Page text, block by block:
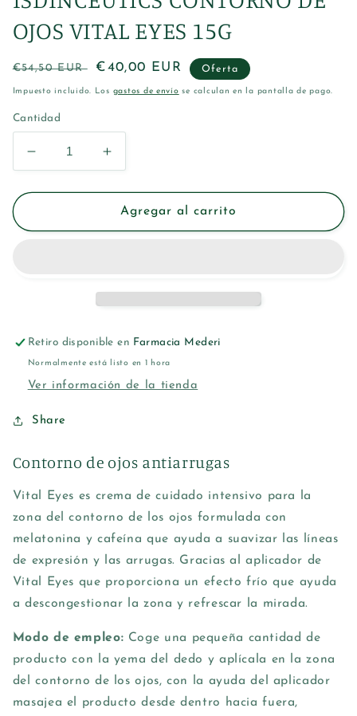
OJOS VITAL EYES 15G
Precio
habitual
€54,50 EUR
Precio
de
€40,00 EUR Oferta
Impuesto incluido. Los gastos de envío se calculan en la pantalla de pago.
Cantidad
Reducir
cantidad
para
ISDINCEUTICS
CONTORNO
Aumentar
cantidad
para
ISDINCEUTICS
CONTORNO
Agregar al carrito
Retiro disponible en Farmacia Mederi
Normalmente está listo en 1 hora
Ver información de la tienda
Share
Contorno de ojos antiarrugas
Vital Eyes es crema de cuidado intensivo para la
zona del contorno de los ojos formulada con
melatonina y cafeína que ayuda a suavizar las líneas
de expresión y las arrugas. Gracias al aplicador de
Vital Eyes que proporciona un efecto frío que ayuda
a descongestionar la zona y refrescar la mirada.
Modo de empleo: Coge una pequeña cantidad de
producto con la yema del dedo y aplícala en la zona
del contorno de los ojos, con la ayuda del aplicador
masajea el producto desde dentro hacia fuera,